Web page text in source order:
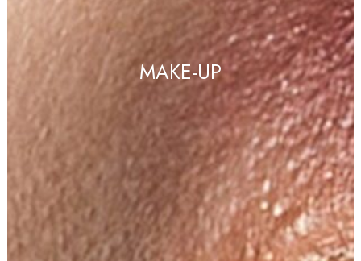
MAKE-UP